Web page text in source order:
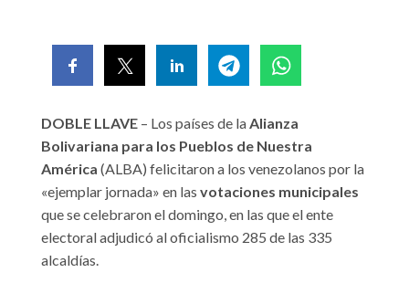
DOBLE LLAVE – Los países de laAlianza
Bolivariana para los Pueblos de Nuestra
América (ALBA) felicitaron a los venezolanos por la
«ejemplar jornada» en las votaciones municipales
que se celebraron el domingo, en las que el ente
electoral adjudicó al oficialismo 285 de las 335
alcaldías.